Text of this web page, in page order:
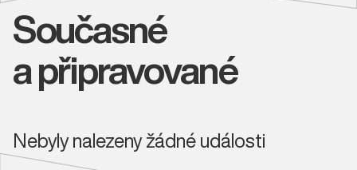
Současné
a připravované
Nebyly nalezeny žádné události